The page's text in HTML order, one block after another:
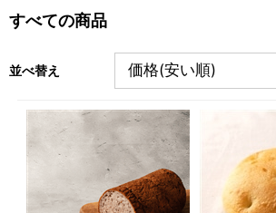
すべての商品
並べ替え